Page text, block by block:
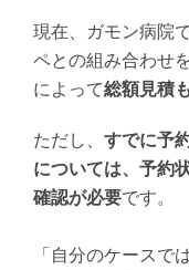
現在、ガモン病院
ペとの組み合わせ
によって総額見積
ただし、 すでに予
については、予約
確認が必要です。
「自分のケースで